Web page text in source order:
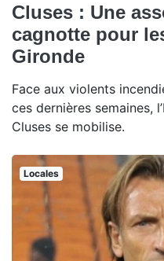
Cluses : Une
cagnotte pour
Gironde
Face aux violents
ces dernières semaines,
Cluses se mobilise.
Locales